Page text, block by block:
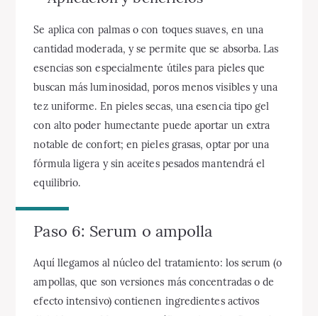
Se aplica con palmas o con toques suaves, en una
cantidad moderada, y se permite que se absorba. Las
esencias son especialmente útiles para pieles que
buscan más luminosidad, poros menos visibles y una
tez uniforme. En pieles secas, una esencia tipo gel
con alto poder humectante puede aportar un extra
notable de confort; en pieles grasas, optar por una
fórmula ligera y sin aceites pesados mantendrá el
equilibrio.
Paso 6: Serum o ampolla
Aquí llegamos al núcleo del tratamiento: los serum (o
ampollas, que son versiones más concentradas o de
efecto intensivo) contienen ingredientes activos